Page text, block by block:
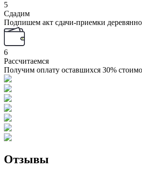
5
Сдадим
Подпишем акт сдачи-приемки
6
Рассчитаемся
Получим оплату оставшихся 30%
Отзывы